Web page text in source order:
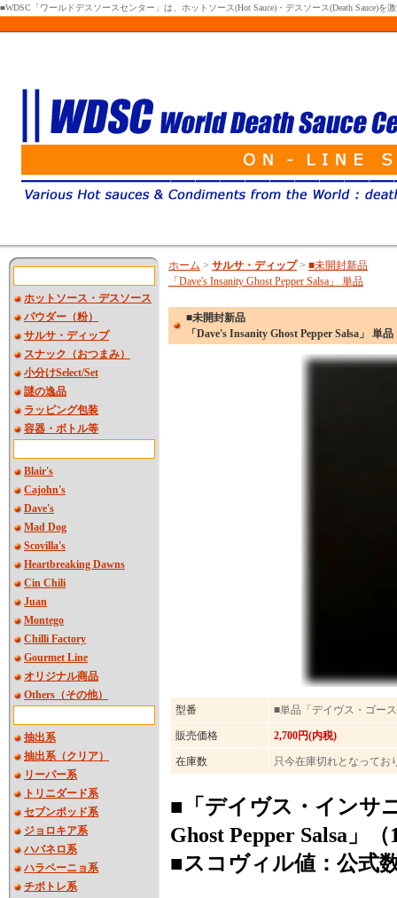
■WDSC「ワールドデスソースセンター」は、ホットソース(Hot Sauce)・デスソース(Death Sauce)
ホットソース・デスソース
パウダー（粉）
サルサ・ディップ
スナック（おつまみ）
小分けSelect/Set
謎の逸品
ラッピング包装
容器・ボトル等
Blair's
Cajohn's
Dave's
Mad Dog
Scovilla's
Heartbreaking Dawns
Cin Chili
Juan
Montego
Chilli Factory
Gourmet Line
オリジナル商品
Others（その他）
抽出系
抽出系（クリア）
リーパー系
トリニダード系
セブンポッド系
ジョロキア系
ハバネロ系
ハラペーニョ系
チポトレ系
ホーム > サルサ・ディップ> ■未開封新品
「Dave's Insanity Ghost Pepper Salsa」 単品
■未開封新品
「Dave's Insanity Ghost Pepper Salsa」 単品
型番 ■単品「デイヴス・ゴー
販売価格 2,700円(内税)
在庫数 只今在庫切れとなってお
■「デイヴス・インサ
Ghost Pepper Salsa」
■スコヴィル値：公式